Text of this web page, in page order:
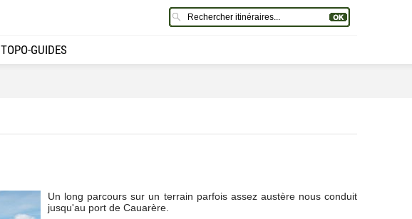
TOPO-GUIDES
Un long parcours sur un terrain parfois assez austère nous conduit
jusqu'au port de Cauarère.